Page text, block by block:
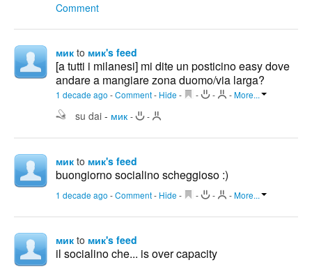
Comment
мик to мик's feed
[a tutti i milanesi] mi dite un posticino easy dove
andare a mangiare zona duomo/via larga?
1 decade ago -Comment- Hide - - - -More...
su dai - мик - -
мик to мик's feed
buongiorno socialino scheggioso :)
1 decade ago -Comment- Hide - - - -More...
мик to мик's feed
il socialino che... is over capacity